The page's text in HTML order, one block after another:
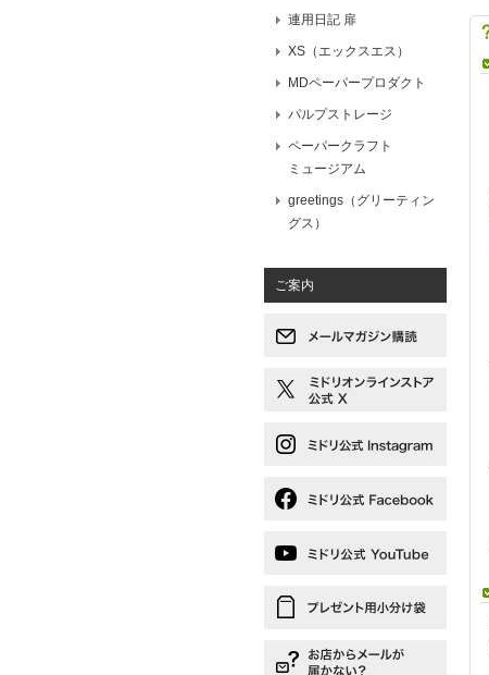
連用日記 扉
XS（エックスエス）
MDペーパープロダクト
パルプストレージ
ペーパークラフト
ミュージアム
greetings（グリーティン
グス）
ご案内